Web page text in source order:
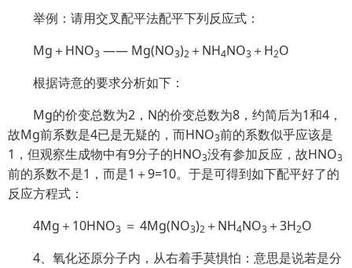
举例：请用交叉配平法配平下列反应式：
Mg＋HNO3 —— Mg(NO3)2 ＋NH4NO3 ＋H2O
根据诗意的要求分析如下：
Mg的价变总数为2，N的价变总数为8，约简后为1和4，
故Mg前系数是4已是无疑的，而HNO3前的系数似乎应该是
1，但观察生成物中有9分子的HNO3没有参加反应，故HNO3
前的系数不是1，而是1＋9=10。于是可得到如下配平好了的
反应方程式：
4Mg＋10HNO3 ＝ 4Mg(NO3)2 ＋NH4NO3 ＋3H2O
4、氧化还原分子内，从右着手莫惧怕：意思是说若是分